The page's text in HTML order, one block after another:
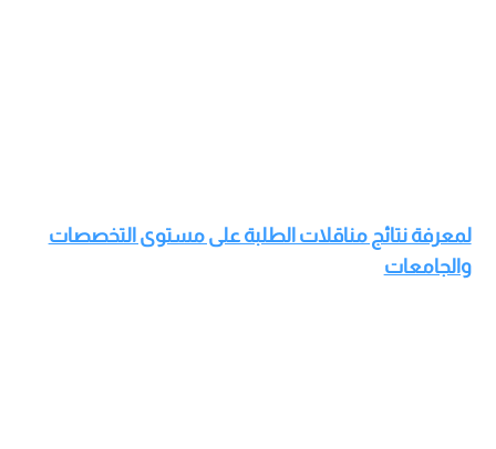
لمعرفة نتائج مناقلات الطلبة على مستوى التخصصات
والجامعات